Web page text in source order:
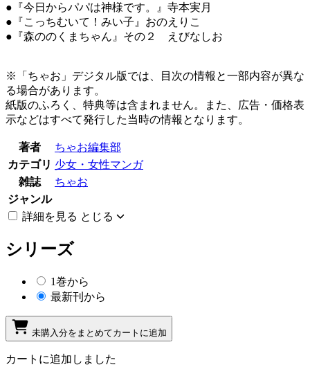
●『今日からパパは神様です。』寺本実月
●『こっちむいて！みい子』おのえりこ
●『森ののくまちゃん』その２ えびなしお
※「ちゃお」デジタル版では、目次の情報と一部内容が異な
る場合があります。
紙版のふろく、特典等は含まれません。また、広告・価格表
示などはすべて発行した当時の情報となります。
著者
ちゃお編集部
カテゴリ 少女・女性マンガ
雑誌
ちゃお
ジャンル
詳細を見る とじる
シリーズ
1巻から
最新刊から
未購入分をまとめてカートに追加
カートに追加しました